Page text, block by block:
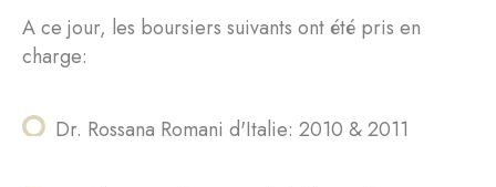
A ce jour, les boursiers suivants ont été pris en
charge:
Dr. Rossana Romani d'Italie: 2010 & 2011